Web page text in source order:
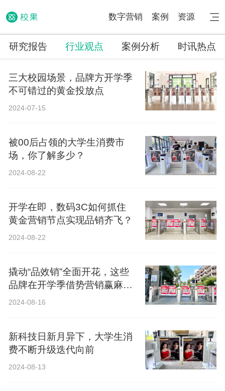
数字营销 案例 资源
研究报告 行业观点 案例分析 时讯热点
三大校园场景，品牌方开学季
不可错过的黄金投放点
2024-07-15
被00后占领的大学生消费市
场，你了解多少？
2024-08-22
开学在即，数码3C如何抓住
黄金营销节点实现品销齐飞？
2024-08-22
撬动“品效销”全面开花，这些
品牌在开学季借势营销赢麻
了！
2024-08-16
新科技日新月异下，大学生消
费不断升级迭代向前
2024-08-13